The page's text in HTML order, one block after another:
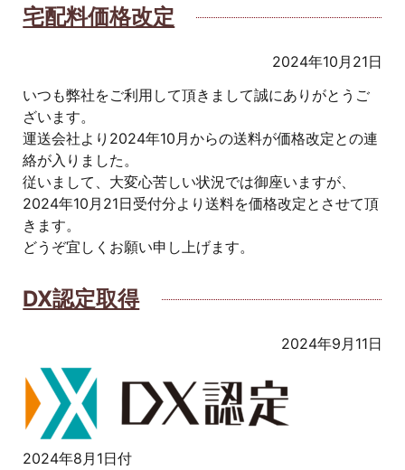
宅配料価格改定
2024年10月21日
いつも弊社をご利用して頂きまして誠にありがとうご
ざいます。
運送会社より2024年10月からの送料が価格改定との連
絡が入りました。
従いまして、大変心苦しい状況では御座いますが、
2024年10月21日受付分より送料を価格改定とさせて頂
きます。
どうぞ宜しくお願い申し上げます。
DX認定取得
2024年9月11日
2024年8月1日付